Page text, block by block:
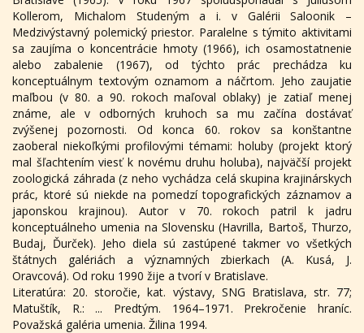
Kollerom, Michalom Studeným a i. v Galérii Saloonik –
Medzivýstavný polemický priestor. Paralelne s týmito aktivitami
sa zaujíma o koncentrácie hmoty (1966), ich osamostatnenie
alebo zabalenie (1967), od týchto prác prechádza ku
konceptuálnym textovým oznamom a náčrtom. Jeho zaujatie
maľbou (v 80. a 90. rokoch maľoval oblaky) je zatiaľ menej
známe, ale v odborných kruhoch sa mu začína dostávať
zvýšenej pozornosti. Od konca 60. rokov sa konštantne
zaoberal niekoľkými profilovými témami: holuby (projekt ktorý
mal šľachtením viesť k novému druhu holuba), najväčší projekt
zoologická záhrada (z neho vychádza celá skupina krajinárskych
prác, ktoré sú niekde na pomedzí topografických záznamov a
japonskou krajinou). Autor v 70. rokoch patril k jadru
konceptuálneho umenia na Slovensku (Havrilla, Bartoš, Thurzo,
Budaj, Ďurček). Jeho diela sú zastúpené takmer vo všetkých
štátnych galériách a významných zbierkach (A. Kusá, J.
Oravcová). Od roku 1990 žije a tvorí v Bratislave.
Literatúra: 20. storočie, kat. výstavy, SNG Bratislava, str. 77;
Matuštík, R.: ... Predtým. 1964–1971. Prekročenie hraníc.
Považská galéria umenia. Žilina 1994.